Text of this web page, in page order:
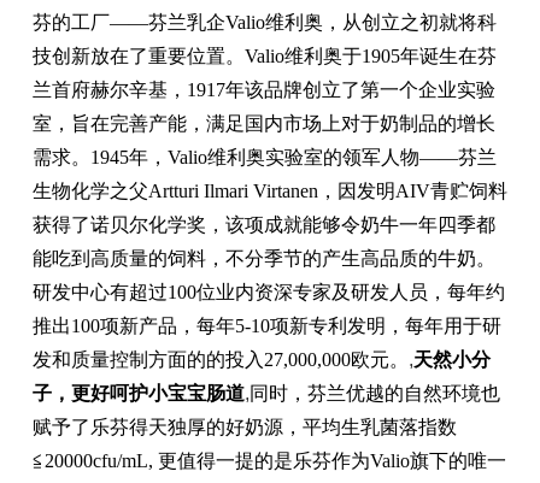
芬的工厂——芬兰乳企Valio维利奥，从创立之初就将科
技创新放在了重要位置。Valio维利奥于1905年诞生在芬
兰首府赫尔辛基，1917年该品牌创立了第一个企业实验
室，旨在完善产能，满足国内市场上对于奶制品的增长
需求。1945年，Valio维利奥实验室的领军人物——芬兰
生物化学之父Artturi Ilmari Virtanen，因发明AIV青贮饲料
获得了诺贝尔化学奖，该项成就能够令奶牛一年四季都
能吃到高质量的饲料，不分季节的产生高品质的牛奶。
研发中心有超过100位业内资深专家及研发人员，每年约
推出100项新产品，每年5-10项新专利发明，每年用于研
发和质量控制方面的的投入27,000,000欧元。 ,天然小分
子，更好呵护小宝宝肠道,同时，芬兰优越的自然环境也
赋予了乐芬得天独厚的好奶源，平均生乳菌落指数
≦20000cfu/mL, 更值得一提的是乐芬作为Valio旗下的唯一